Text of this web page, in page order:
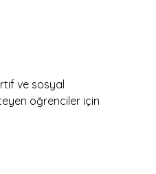
ve sosyal
öğrenciler için